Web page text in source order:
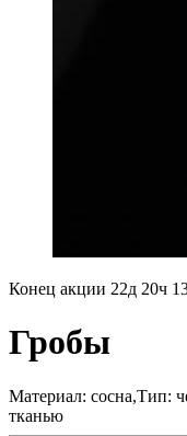
Конец акции 22д 20ч
Гробы
Материал: сосна,Тип:
тканью